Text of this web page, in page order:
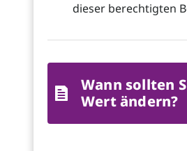
dieser berechtigten
Wann sollten
Wert ändern?